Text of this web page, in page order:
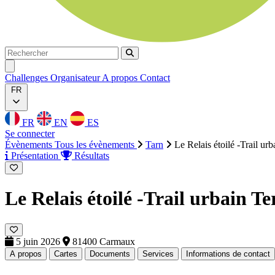
Rechercher
Rechercher
Challenges OrganisateurA propos Contact
FR
FR EN
ES
Se connecter
Évènements Tous les évènements Tarn
Le Relais étoilé -Trail
Présentation
Résultats
Le Relais étoilé -Trail urbain
5 juin 2026 81400 Carmaux
A propos Cartes Documents Services Informations de contact